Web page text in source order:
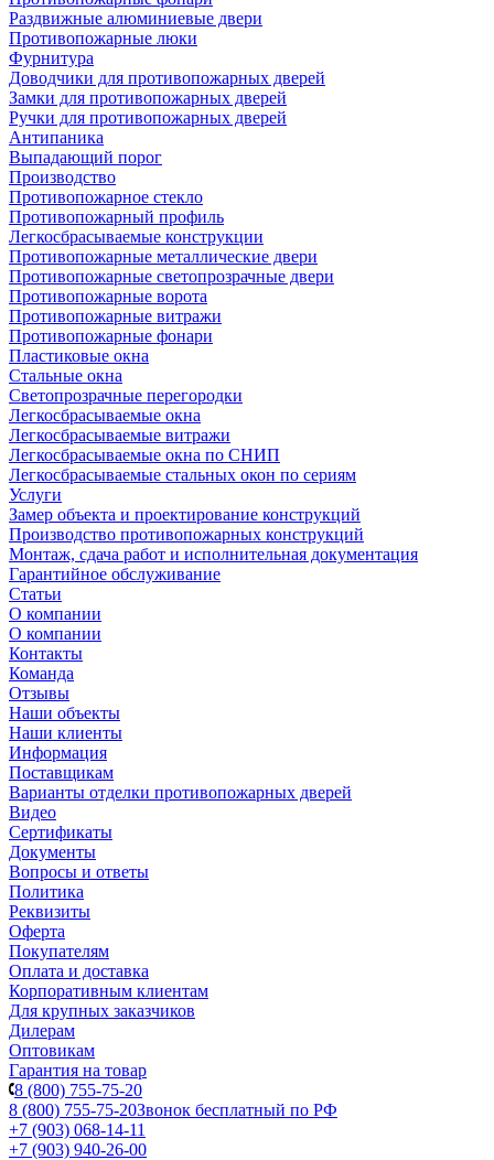
Раздвижные алюминиевые двери
Противопожарные люки
Фурнитура
Доводчики для противопожарных дверей
Замки для противопожарных дверей
Ручки для противопожарных дверей
Антипаника
Выпадающий порог
Производство
Противопожарное стекло
Противопожарный профиль
Легкосбрасываемые конструкции
Противопожарные металлические двери
Противопожарные светопрозрачные двери
Противопожарные ворота
Противопожарные витражи
Противопожарные фонари
Пластиковые окна
Стальные окна
Светопрозрачные перегородки
Легкосбрасываемые окна
Легкосбрасываемые витражи
Легкосбрасываемые окна по СНИП
Легкосбрасываемые стальных окон по сериям
Услуги
Замер объекта и проектирование конструкций
Производство противопожарных конструкций
Монтаж, сдача работ и исполнительная документация
Гарантийное обслуживание
Статьи
О компании
О компании
Контакты
Команда
Отзывы
Наши объекты
Наши клиенты
Информация
Поставщикам
Варианты отделки противопожарных дверей
Видео
Сертификаты
Документы
Вопросы и ответы
Политика
Реквизиты
Оферта
Покупателям
Оплата и доставка
Корпоративным клиентам
Для крупных заказчиков
Дилерам
Оптовикам
Гарантия на товар
8 (800) 755-75-20
8 (800) 755-75-20Звонок бесплатный по РФ
+7 (903) 068-14-11
+7 (903) 940-26-00